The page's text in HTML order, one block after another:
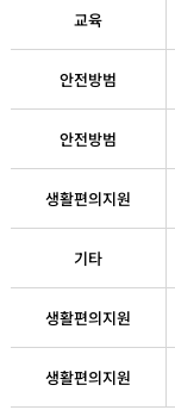
교육
안전방범
안전방범
생활편의지원
기타
생활편의지원
생활편의지원